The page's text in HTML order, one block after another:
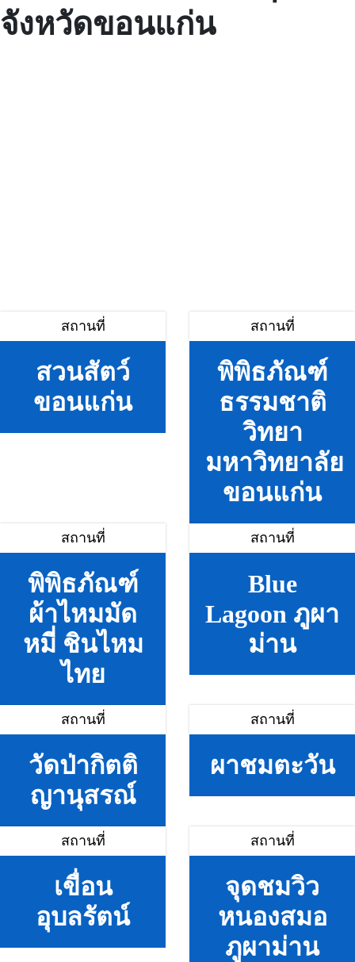
จังหวัดขอนแก่น
สถานที่
สวนสัตว์
ขอนแก่น
สถานที่
พิพิธภัณฑ์
ธรรมชาติ
วิทยา
มหาวิทยาลัย
ขอนแก่น
สถานที่
พิพิธภัณฑ์
ผ้าไหมมัด
หมี่ ชินไหม
ไทย
สถานที่
Blue
Lagoon ภูผา
ม่าน
สถานที่
วัดป่ากิตติ
ญานุสรณ์
สถานที่
ผาชมตะวัน
สถานที่
เขื่อน
อุบลรัตน์
สถานที่
จุดชมวิว
หนองสมอ
ภูผาม่าน